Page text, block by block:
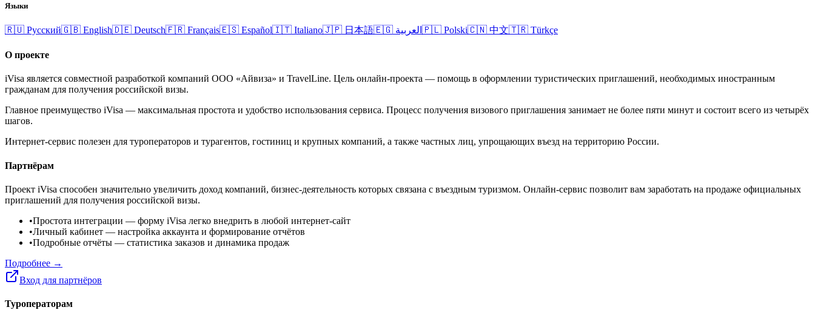
Языки
🇷🇺 Русский🇬🇧 English🇩🇪 Deutsch🇫🇷 Français🇪🇸 Español🇮🇹 Italiano🇯🇵 日本語🇪🇬 العربية 🇵🇱 Polski🇨🇳 中文🇹🇷 Türkçe
О проекте
iVisa является совместной разработкой компаний ООО «Айвиза» и TravelLine. Цель онлайн-проекта — помощь в оформлении туристических приглашений, необходимых иностранным
гражданам для получения российской визы.
Главное преимущество iVisa — максимальная простота и удобство использования сервиса. Процесс получения визового приглашения занимает не более пяти минут и состоит всего из четырёх
шагов.
Интернет-сервис полезен для туроператоров и турагентов, гостиниц и крупных компаний, а также частных лиц, упрощающих въезд на территорию России.
Партнёрам
Проект iVisa способен значительно увеличить доход компаний, бизнес-деятельность которых связана с въездным туризмом. Онлайн-сервис позволит вам заработать на продаже официальных
приглашений для получения российской визы.
•Простота интеграции — форму iVisa легко внедрить в любой интернет-сайт
•Личный кабинет — настройка аккаунта и формирование отчётов
•Подробные отчёты — статистика заказов и динамика продаж
Подробнее →
Вход для партнёров
Туроператорам